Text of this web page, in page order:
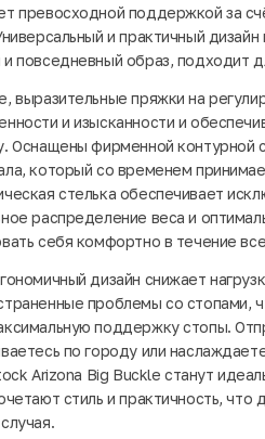
превосходной поддержкой за
и практичный
повседневный образ, подходит
выразительные пряжки на
и изысканности и
Оснащены фирменной контурной
который со временем
стелька обеспечивает
распределение веса и
себя комфортно в течение
дизайн снижает
проблемы со стопами,
поддержку стопы.
по городу или
Arizona Big Buckle станут
стиль и практичность,